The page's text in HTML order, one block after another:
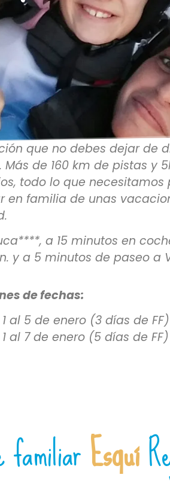
que no debes dejar de
Más de 160 km de pistas y
todo lo que necesitamos
en familia de unas
a 15 minutos en
y a 5 minutos de paseo a
de fechas:
al 5 de enero (3 días de FF)
al 7 de enero (5 días de FF)
Esquí